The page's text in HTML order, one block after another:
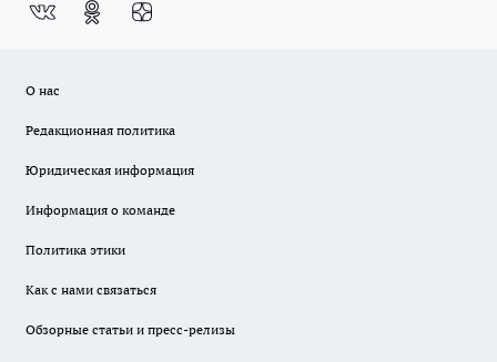
О нас
Редакционная политика
Юридическая информация
Информация о команде
Политика этики
Как с нами связаться
Обзорные статьи и пресс-релизы